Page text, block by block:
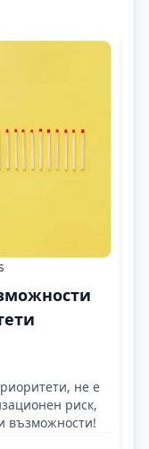
не е
риск,
възможности!